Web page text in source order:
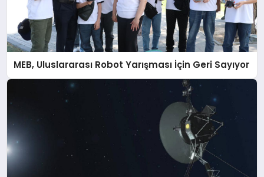
MEB, Uluslararası Robot Yarışması İçin Geri Sayıyor